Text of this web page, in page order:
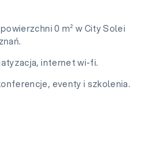
0 m² w City Solei
internet wi-fi.
eventy i szkolenia.